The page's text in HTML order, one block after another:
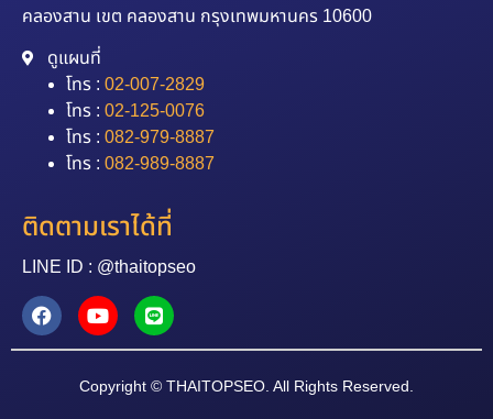
คลองสาน เขต คลองสาน กรุงเทพมหานคร 10600
ดูแผนที่
โทร : 02-007-2829
โทร : 02-125-0076
โทร : 082-979-8887
โทร : 082-989-8887
ติดตามเราได้ที่
LINE ID : @thaitopseo
Copyright © THAITOPSEO. All Rights Reserved.